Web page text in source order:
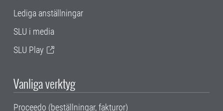
Lediga anställningar
SLU i media
SLU Play
Vanliga verktyg
Proceedo (beställningar, fakturor)